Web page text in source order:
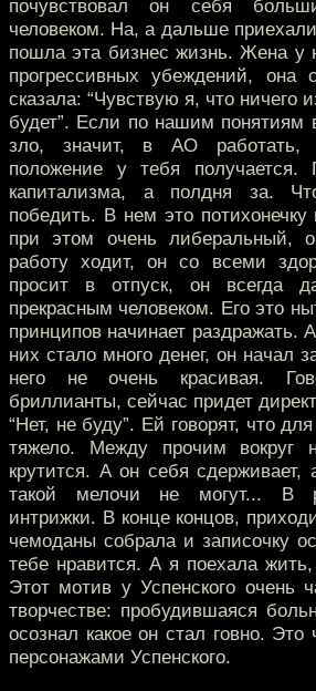
почувствовал он себя
человеком. На, а дальше
пошла эта бизнес жизнь. Жена у
прогрессивных убеждений,
сказала: “Чувствую я, что ничего
будет”. Если по нашим понятиям
зло, значит, в АО работать,
положение у тебя
капитализма, а полдня за.
победить. В нем это
при этом очень либеральный,
работу ходит, он со всеми
просит в отпуск, он всегда
прекрасным человеком. Его это
принципов начинает раздражать.
них стало много денег, он начал
него не очень красивая.
бриллианты, сейчас придет
“Нет, не буду”. Ей говорят, что
тяжело. Между прочим вокруг
крутится. А он себя
такой мелочи не могут... В
интрижки. В конце концов,
чемоданы собрала и записочку
тебе нравится. А я поехала жить,
Этот мотив у Успенского очень
творчестве: пробудившаяся
осознал какое он стал говно. Это
персонажами Успенского.